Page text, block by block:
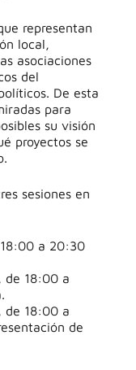
representan
local,
asociaciones
del
De esta
para
su visión
proyectos se
sesiones en
a 20:30
de 18:00 a
de 18:00 a
de